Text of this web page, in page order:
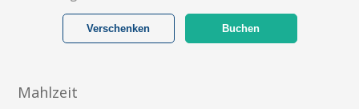
Buchen
Verschenken
Mahlzeit